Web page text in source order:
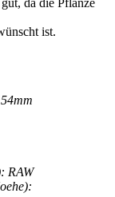
da die Pflanze
ist.
RAW